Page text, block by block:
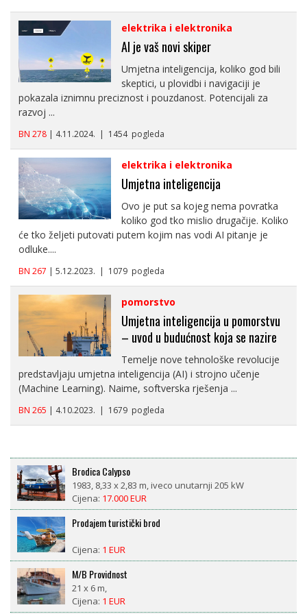
elektrika i elektronika
AI je vaš novi skiper
Umjetna inteligencija, koliko god bili
skeptici, u plovidbi i navigaciji je
pokazala iznimnu preciznost i pouzdanost. Potencijali za
razvoj ...
BN 278 | 4.11.2024. | 1454 pogleda
elektrika i elektronika
Umjetna inteligencija
Ovo je put sa kojeg nema povratka
koliko god tko mislio drugačije. Koliko
će tko željeti putovati putem kojim nas vodi AI pitanje je
odluke....
BN 267 | 5.12.2023. | 1079 pogleda
pomorstvo
Umjetna inteligencija u pomorstvu
– uvod u budućnost koja se nazire
Temelje nove tehnološke revolucije
predstavljaju umjetna inteligencija (AI) i strojno učenje
(Machine Learning). Naime, softverska rješenja ...
BN 265 | 4.10.2023. | 1679 pogleda
Brodica Calypso
1983, 8,33 x 2,83 m, iveco unutarnji 205 kW
Cijena: 17.000 EUR
Prodajem turistički brod
Cijena: 1 EUR
M/B Providnost
21 x 6 m,
Cijena: 1 EUR